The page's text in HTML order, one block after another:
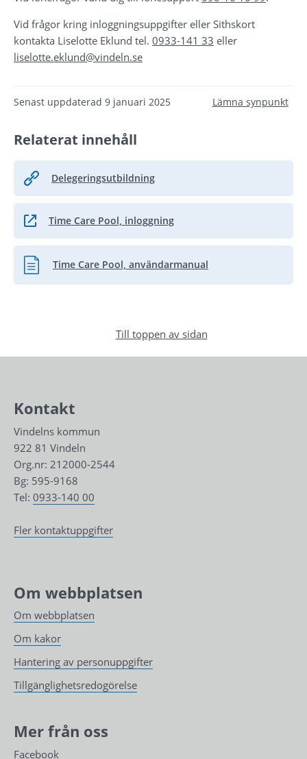
Vid frågor kring inloggningsuppgifter eller Sithskort
kontakta Liselotte Eklund tel. 0933-141 33
liselotte.eklund@vindeln.se
Senast uppdaterad 9 januari 2025 Lämna synpunkt
Relaterat innehåll
Delegeringsutbildning
Time Care Pool, inloggning
Länk till annan webbplats.
Time Care Pool, användarmanual
Pdf, 106.4 kB.
Till toppen av sidan
Kontakt
Vindelns kommun
922 81 Vindeln
Org.nr: 212000-2544
Bg: 595-9168
Tel: 0933-140 00
Fler kontaktuppgifter
Om webbplatsen
Om webbplatsen
Om kakor
Hantering av personuppgifter
Tillgänglighetsredogörelse
Mer från oss
Facebook